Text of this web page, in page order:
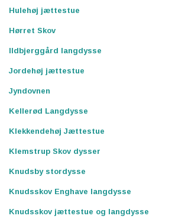
Hulehøj jættestue
Hørret Skov
Ildbjerggård langdysse
Jordehøj jættestue
Jyndovnen
Kellerød Langdysse
Klekkendehøj Jættestue
Klemstrup Skov dysser
Knudsby stordysse
Knudsskov Enghave langdysse
Knudsskov jættestue og langdysse